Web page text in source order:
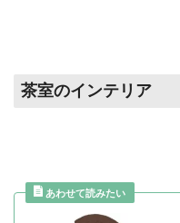
茶室のインテリア